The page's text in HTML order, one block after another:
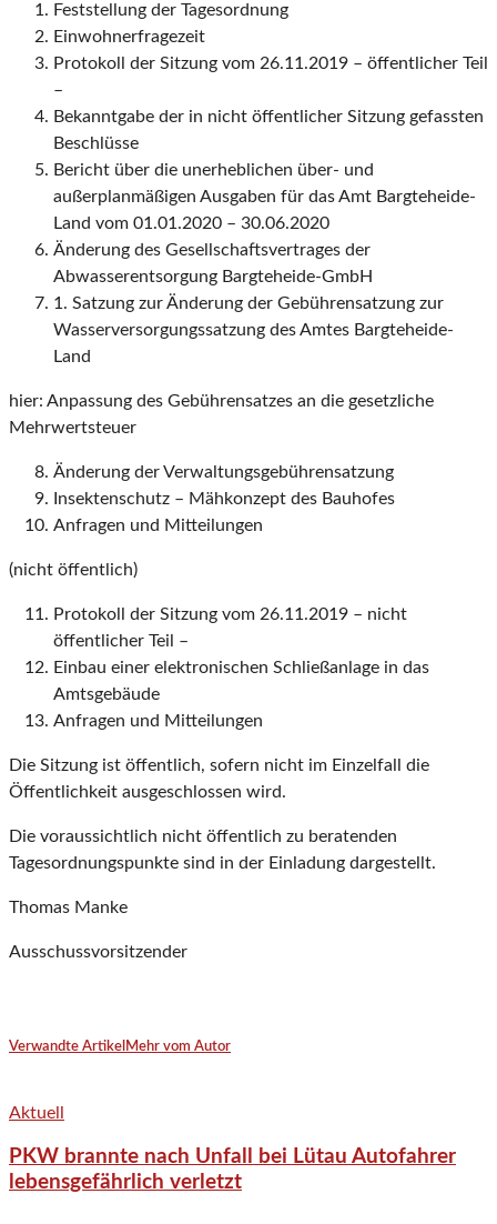
Feststellung der Tagesordnung
Einwohnerfragezeit
Protokoll der Sitzung vom 26.11.2019 – öffentlicher Teil
–
Bekanntgabe der in nicht öffentlicher Sitzung gefassten
Beschlüsse
Bericht über die unerheblichen über- und
außerplanmäßigen Ausgaben für das Amt Bargteheide-
Land vom 01.01.2020 – 30.06.2020
Änderung des Gesellschaftsvertrages der
Abwasserentsorgung Bargteheide-GmbH
1. Satzung zur Änderung der Gebührensatzung zur
Wasserversorgungssatzung des Amtes Bargteheide-
Land
hier: Anpassung des Gebührensatzes an die gesetzliche
Mehrwertsteuer
Änderung der Verwaltungsgebührensatzung
Insektenschutz – Mähkonzept des Bauhofes
Anfragen und Mitteilungen
(nicht öffentlich)
Protokoll der Sitzung vom 26.11.2019 – nicht
öffentlicher Teil –
Einbau einer elektronischen Schließanlage in das
Amtsgebäude
Anfragen und Mitteilungen
Die Sitzung ist öffentlich, sofern nicht im Einzelfall die
Öffentlichkeit ausgeschlossen wird.
Die voraussichtlich nicht öffentlich zu beratenden
Tagesordnungspunkte sind in der Einladung dargestellt.
Thomas Manke
Ausschussvorsitzender
Verwandte Artikel Mehr vom Autor
Aktuell
PKW brannte nach Unfall bei Lütau Autofahrer
lebensgefährlich verletzt